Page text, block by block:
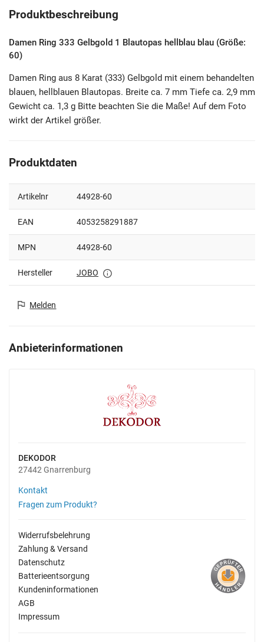
Produktbeschreibung
Damen Ring 333 Gelbgold 1 Blautopas hellblau blau (Größe:
60)
Damen Ring aus 8 Karat (333) Gelbgold mit einem behandelten
blauen, hellblauen Blautopas. Breite ca. 7 mm Tiefe ca. 2,9 mm
Gewicht ca. 1,3 g Bitte beachten Sie die Maße! Auf dem Foto
wirkt der Artikel größer.
Produktdaten
Artikelnr 44928-60
EAN 4053258291887
MPN 44928-60
Hersteller JOBO
Melden
Anbieterinformationen
DEKODOR
27442 Gnarrenburg
Kontakt
Fragen zum Produkt?
Widerrufsbelehrung
Zahlung & Versand
Datenschutz
Batterieentsorgung
Kundeninformationen
AGB
Impressum